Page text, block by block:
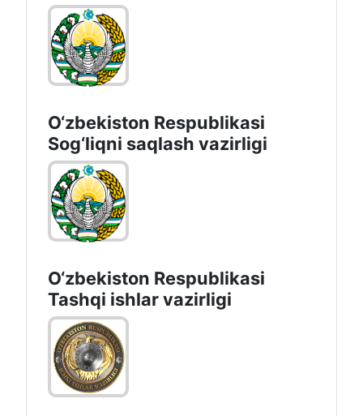
O‘zbеkistоn Rеspublikаsi
Sоg‘liqni saqlash vаzirligi
O‘zbеkistоn Rеspublikаsi
Tashqi ishlаr vаzirligi